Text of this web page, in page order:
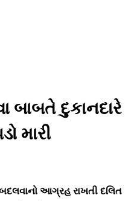
બાબતે દુકાનદારે
મારી
આગ્રહ રાખતી દલિત